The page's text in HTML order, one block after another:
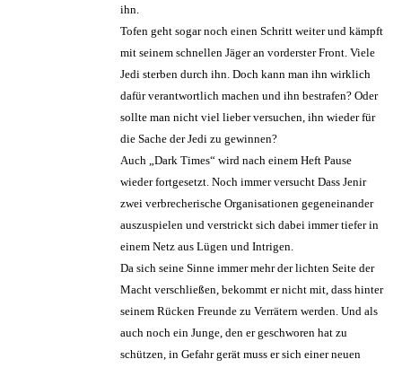
ihn.
Tofen geht sogar noch einen Schritt weiter und kämpft
mit seinem schnellen Jäger an vorderster Front. Viele
Jedi sterben durch ihn. Doch kann man ihn wirklich
dafür verantwortlich machen und ihn bestrafen? Oder
sollte man nicht viel lieber versuchen, ihn wieder für
die Sache der Jedi zu gewinnen?
Auch „Dark Times“ wird nach einem Heft Pause
wieder fortgesetzt. Noch immer versucht Dass Jenir
zwei verbrecherische Organisationen gegeneinander
auszuspielen und verstrickt sich dabei immer tiefer in
einem Netz aus Lügen und Intrigen.
Da sich seine Sinne immer mehr der lichten Seite der
Macht verschließen, bekommt er nicht mit, dass hinter
seinem Rücken Freunde zu Verrätern werden. Und als
auch noch ein Junge, den er geschworen hat zu
schützen, in Gefahr gerät muss er sich einer neuen